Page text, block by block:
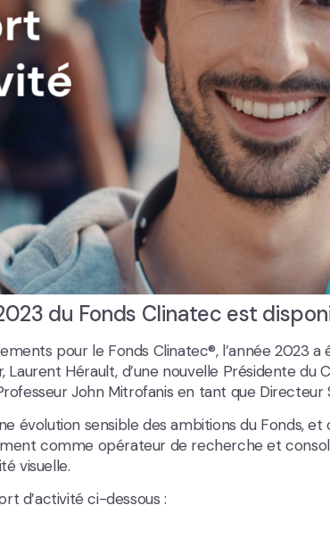
du Fonds Clinatec est
pour le Fonds Clinatec®, l’année 2023
Laurent Hérault, d’une nouvelle Présidente du
John Mitrofanis en tant que Directeur
évolution sensible des ambitions du Fonds,
comme opérateur de recherche et
visuelle.
d’activité ci-dessous :